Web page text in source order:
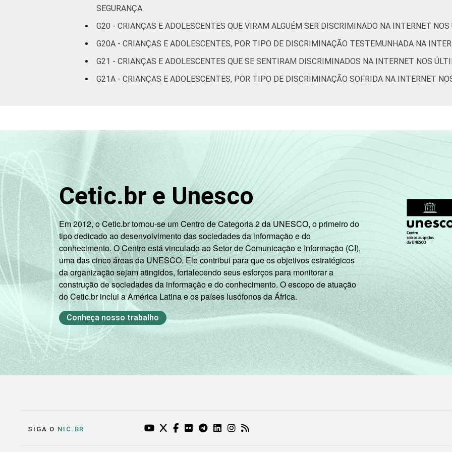
Não sabe 57 5 20 1
Não
respondeu
CLASSE
AB 45 2 23 2
Fonte: CGI.br/NIC.br, Centro Regional de Estudos para o Desenvolvimento da Sociedade da
por Crianças e Adolescentes no Brasil – TIC Kids Online Brasil 2017. ¹Dados coletados por meio de
SEGURANÇA
G20 - CRIANÇAS E ADOLESCENTES QUE VIRAM ALGUÉM SER DISCRIMINADO NA INTERNET
G20A - CRIANÇAS E ADOLESCENTES, POR TIPO DE DISCRIMINAÇÃO TESTEMUNHADA NA
G21 - CRIANÇAS E ADOLESCENTES QUE SE SENTIRAM DISCRIMINADOS NA INTERNET NOS
G21A - CRIANÇAS E ADOLESCENTES, POR TIPO DE DISCRIMINAÇÃO SOFRIDA NA INTERNET
Cetic.br e Unesco
Em 2012, o Cetic.br tornou-se um Centro de Categoria 2 da UNESCO, o primeiro do
tipo dedicado ao desenvolvimento das sociedades da informação e do
conhecimento. O Centro está vinculado ao Setor de Comunicação e Informação (CI),
uma das cinco áreas da UNESCO. Ele contribui para que os objetivos estratégicos
da organização sejam atingidos, fortalecendo seus esforços para monitorar a
construção de sociedades da informação e do conhecimento. O escopo de atuação
do Cetic.br inclui a América Latina e os países lusófonos da África.
Conheça nosso trabalho
SIGA O NIC.BR YOUTUBE DO NIC.BR (ABRE EM NOVA ABA)
TWITTER DO NIC.BR (ABRE EM NOVA ABA)
FACEBOOK DO NIC.BR (ABRE EM NOVA ABA)
FLICKR DO NIC.BR (ABRE EM NOVA ABA)
TELEGRAM DO NIC.BR (ABRE EM NOVA ABA)
LINKEDIN DO NIC.BR (ABRE EM NOVA ABA)
INSTAGRAM DO NIC.BR (ABRE EM NOVA ABA)
RSS DO NIC.BR (ABRE EM NOVA ABA)